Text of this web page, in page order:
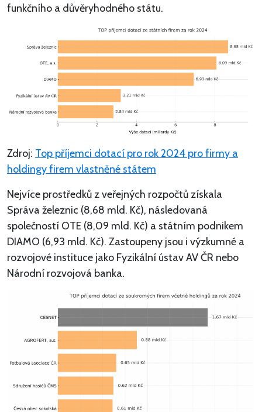
funkčního a důvěryhodného státu.
Zdroj: Top příjemci dotací pro rok 2024 pro firmy a
holdingy firem vlastněné státem
Nejvíce prostředků z veřejných rozpočtů získala
Správa železnic (8,68 mld. Kč), následovaná
společností OTE (8,09 mld. Kč) a státním podnikem
DIAMO (6,93 mld. Kč). Zastoupeny jsou i výzkumné a
rozvojové instituce jako Fyzikální ústav AV ČR nebo
Národní rozvojová banka.